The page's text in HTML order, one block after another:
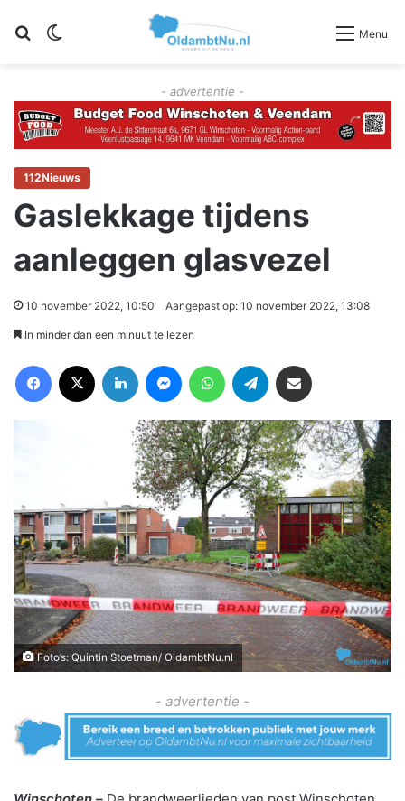
Zoeken Menu
- advertentie -
112Nieuws
Gaslekkage tijdens
aanleggen glasvezel
10 november 2022, 10:50 Aangepast op: 10 november 2022, 13:08
In minder dan een minuut te lezen
Foto’s: Quintin Stoetman/ OldambtNu.nl
- advertentie -